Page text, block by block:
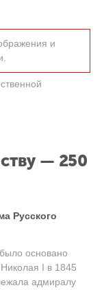
и
— 250
Русского
основано
I в 1845
адмиралу